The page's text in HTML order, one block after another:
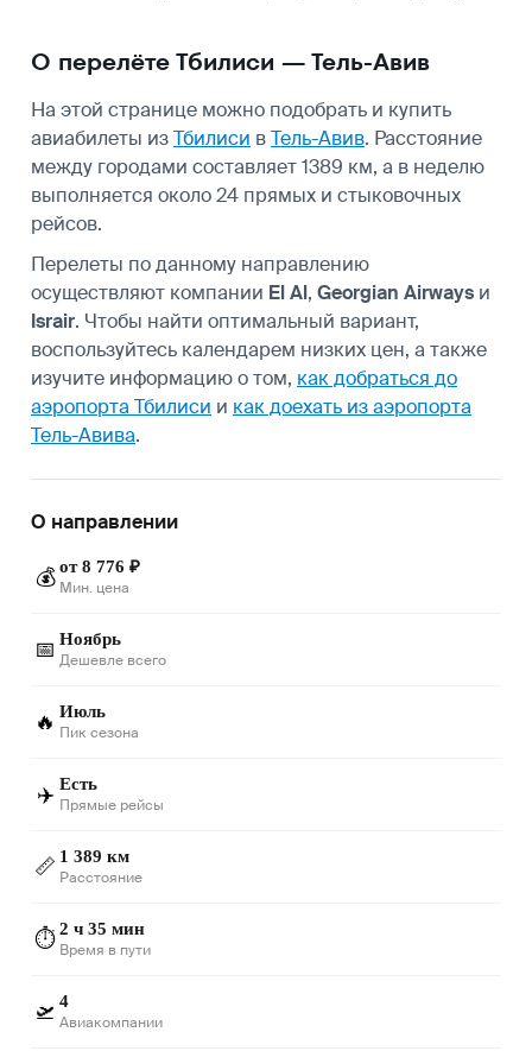
О перелёте Тбилиси — Тель-Авив
На этой странице можно подобрать и купить
авиабилеты изТбилиси вТель-Авив. Расстояние
между городами составляет 1389 км, а в неделю
выполняется около 24 прямых и стыковочных
рейсов.
Перелеты по данному направлению
осуществляют компании El Al, Georgian Airways и
Israir. Чтобы найти оптимальный вариант,
воспользуйтесь календарем низких цен, а также
изучите информацию о том, как добраться до
аэропорта Тбилиси и как доехать из аэропорта
Тель-Авива.
О направлении
💰 от 8 776 ₽
Мин. цена
📅 Ноябрь
Дешевле всего
🔥 Июль
Пик сезона
✈️ Есть
Прямые рейсы
📏 1 389 км
Расстояние
⏱️2 ч 35 мин
Время в пути
🛫 4
Авиакомпании